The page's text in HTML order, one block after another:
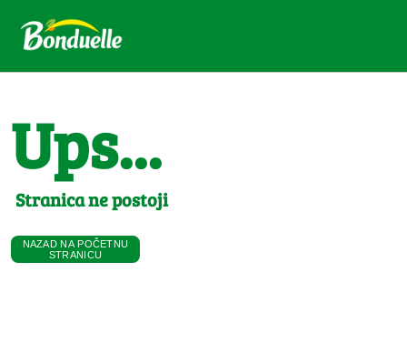
Ups...
Stranica ne postoji
NAZAD NA POČETNU
STRANICU